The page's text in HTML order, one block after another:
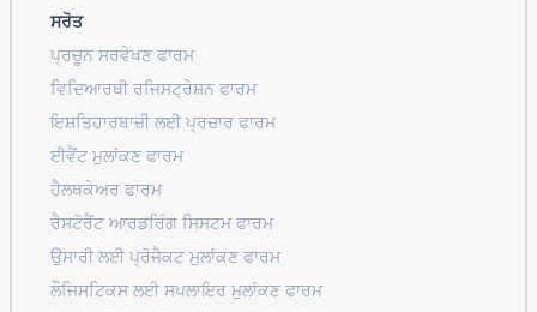
ਸਰੋਤ
ਪ੍ਰਚੂਨ ਸਰਵੇਖਣ ਫਾਰਮ
ਵਿਦਿਆਰਥੀ ਰਜਿਸਟ੍ਰੇਸ਼ਨ ਫਾਰਮ
ਇਸ਼ਤਿਹਾਰਬਾਜ਼ੀ ਲਈ ਪ੍ਰਚਾਰ ਫਾਰਮ
ਈਵੈਂਟ ਮੁਲਾਂਕਣ ਫਾਰਮ
ਹੈਲਥਕੇਅਰ ਫਾਰਮ
ਰੈਸਟੋਰੈਂਟ ਆਰਡਰਿੰਗ ਸਿਸਟਮ ਫਾਰਮ
ਉਸਾਰੀ ਲਈ ਪ੍ਰੋਜੈਕਟ ਮੁਲਾਂਕਣ ਫਾਰਮ
ਲੌਜਿਸਟਿਕਸ ਲਈ ਸਪਲਾਇਰ ਮੁਲਾਂਕਣ ਫਾਰਮ